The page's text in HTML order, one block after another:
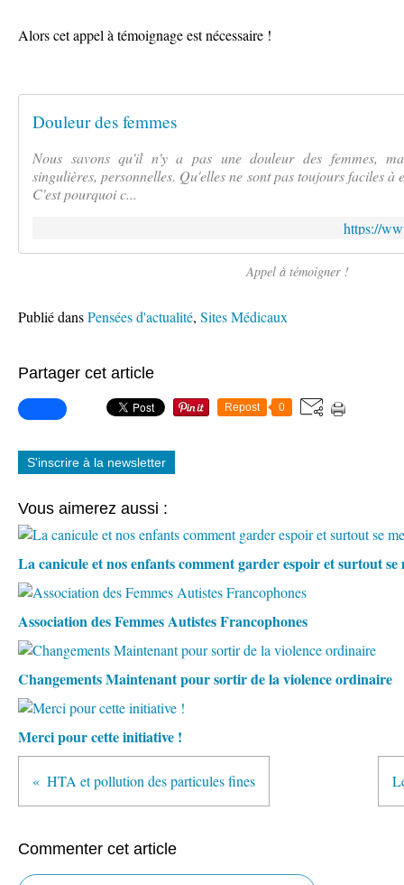
Alors cet appel à témoignage est nécessaire !
Douleur des femmes
Nous savons qu'il n'y a pas une douleur des femmes,
singulières, personnelles. Qu'elles ne sont pas toujours faciles
C'est pourquoi c...
https://
Appel à témoigner !
Publié dansPensées d'actualité, Sites Médicaux
Partager cet article
Repost 0
S'inscrire à la newsletter
Vous aimerez aussi :
La canicule et nos enfants comment garder espoir et surtout
Association des Femmes Autistes Francophones
Changements Maintenant pour sortir de la violence ordinaire
Merci pour cette initiative !
HTA et pollution des particules fines
Commenter cet article